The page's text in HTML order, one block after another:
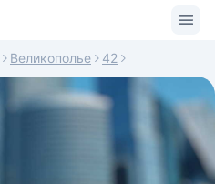
Великополье 42